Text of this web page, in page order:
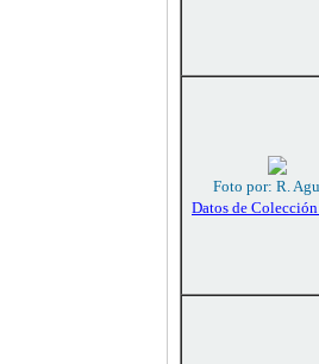
Foto por: R.
Datos de